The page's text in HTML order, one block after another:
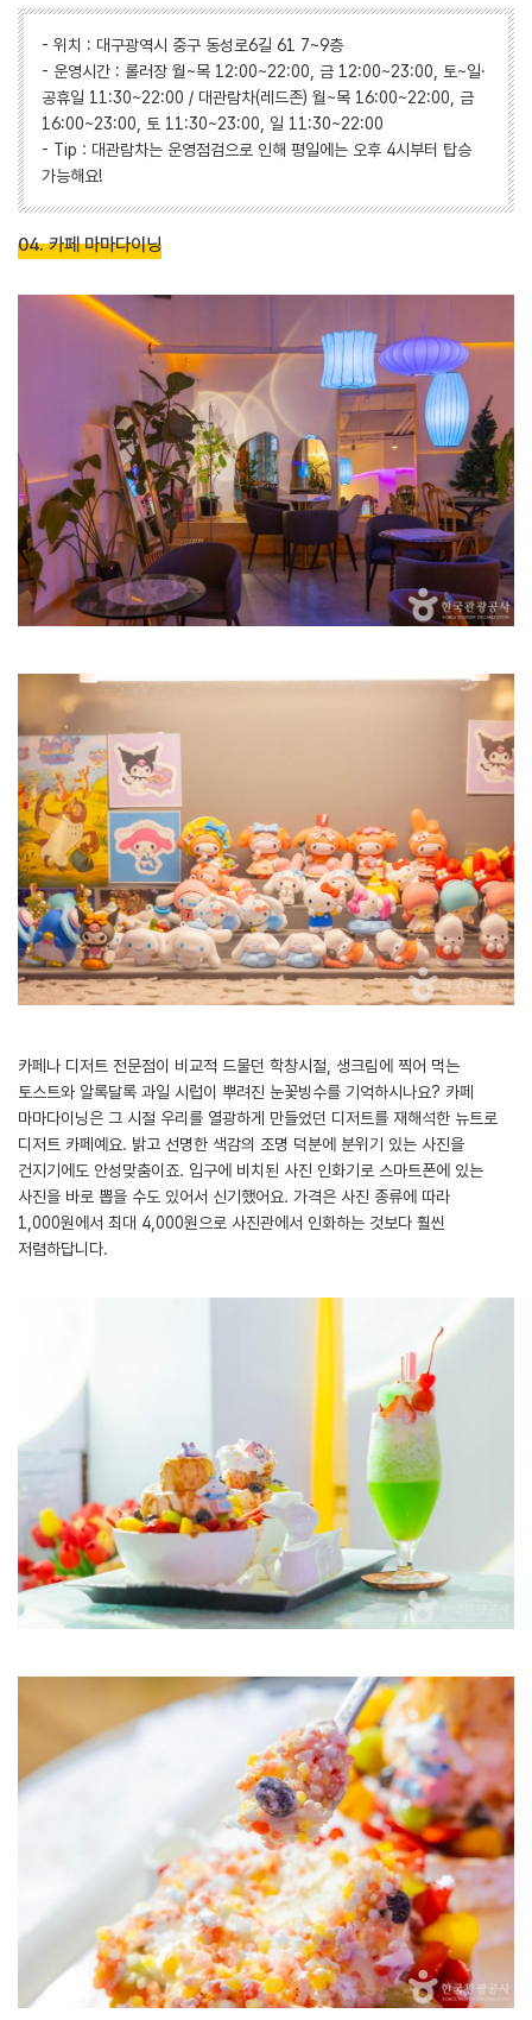
- 위치 : 대구광역시 중구 동성로6길 61 7~9층
- 운영시간 : 롤러장 월~목 12:00~22:00, 금 12:00~23:00, 토~일·
공휴일 11:30~22:00 / 대관람차(레드존) 월~목 16:00~22:00, 금
16:00~23:00, 토 11:30~23:00, 일 11:30~22:00
- Tip : 대관람차는 운영점검으로 인해 평일에는 오후 4시부터 탑승
가능해요!
04. 카페 마마다이닝
카페나 디저트 전문점이 비교적 드물던 학창시절, 생크림에 찍어 먹는
토스트와 알록달록 과일 시럽이 뿌려진 눈꽃빙수를 기억하시나요? 카페
마마다이닝은 그 시절 우리를 열광하게 만들었던 디저트를 재해석한 뉴트로
디저트 카페예요. 밝고 선명한 색감의 조명 덕분에 분위기 있는 사진을
건지기에도 안성맞춤이죠. 입구에 비치된 사진 인화기로 스마트폰에 있는
사진을 바로 뽑을 수도 있어서 신기했어요. 가격은 사진 종류에 따라
1,000원에서 최대 4,000원으로 사진관에서 인화하는 것보다 훨씬
저렴하답니다.